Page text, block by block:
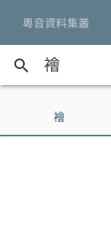
粵音資料集叢
search
襘